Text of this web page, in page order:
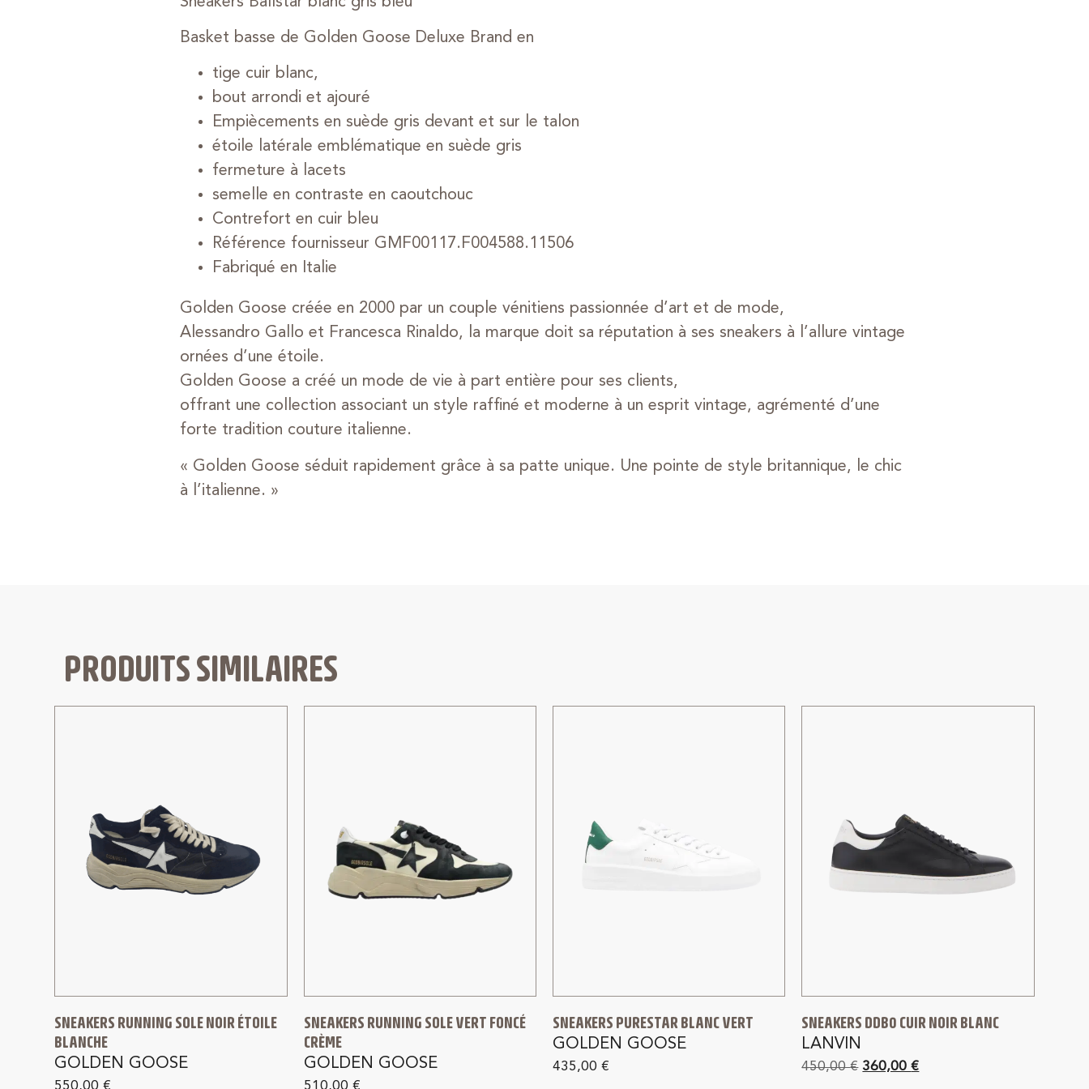
Basket basse de Golden Goose Deluxe Brand en
tige cuir blanc,
bout arrondi et ajouré
Empiècements en suède gris devant et sur le talon
étoile latérale emblématique en suède gris
fermeture à lacets
semelle en contraste en caoutchouc
Contrefort en cuir bleu
Référence fournisseur GMF00117.F004588.11506
Fabriqué en Italie
Golden Goose créée en 2000 par un couple vénitiens passionnée d’art et de mode,
Alessandro Gallo et Francesca Rinaldo, la marque doit sa réputation à ses sneakers à l’allure vintage
ornées d’une étoile.
Golden Goose a créé un mode de vie à part entière pour ses clients,
offrant une collection associant un style raffiné et moderne à un esprit vintage, agrémenté d’une
forte tradition couture italienne.
« Golden Goose séduit rapidement grâce à sa patte unique. Une pointe de style britannique, le chic
à l’italienne. »
PRODUITS SIMILAIRES
SNEAKERS RUNNING SOLE NOIR ÉTOILE
BLANCHE
GOLDEN GOOSE
550,00€
SNEAKERS RUNNING SOLE VERT FONCÉ
CRÈME
GOLDEN GOOSE
510,00 €
SNEAKERS PURESTAR BLANC VERT
GOLDEN GOOSE
435,00 €
SNEAKERS DDB0 CUIR NOIR BLANC
LANVIN
450,00€ 360,00€